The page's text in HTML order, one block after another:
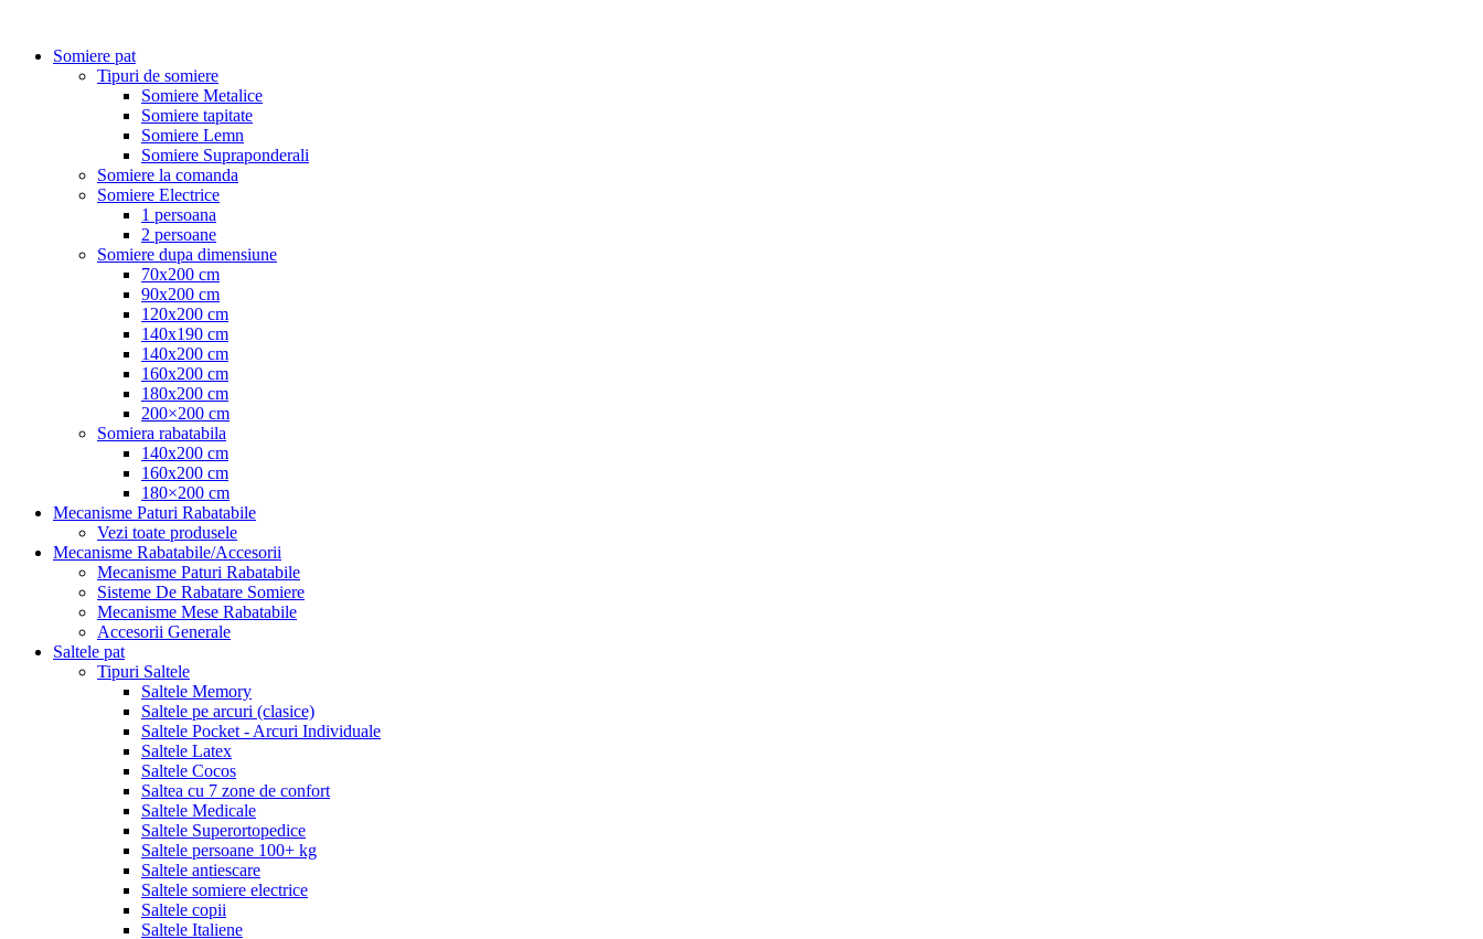
Somiere pat
Tipuri de somiere
Somiere Metalice
Somiere tapitate
Somiere Lemn
Somiere Supraponderali
Somiere la comanda
Somiere Electrice
1 persoana
2 persoane
Somiere dupa dimensiune
70x200 cm
90x200 cm
120x200 cm
140x190 cm
140x200 cm
160x200 cm
180x200 cm
200×200 cm
Somiera rabatabila
140x200 cm
160x200 cm
180×200 cm
Mecanisme Paturi Rabatabile
Vezi toate produsele
Mecanisme Rabatabile/Accesorii
Mecanisme Paturi Rabatabile
Sisteme De Rabatare Somiere
Mecanisme Mese Rabatabile
Accesorii Generale
Saltele pat
Tipuri Saltele
Saltele Memory
Saltele pe arcuri (clasice)
Saltele Pocket - Arcuri Individuale
Saltele Latex
Saltele Cocos
Saltea cu 7 zone de confort
Saltele Medicale
Saltele Superortopedice
Saltele persoane 100+ kg
Saltele antiescare
Saltele somiere electrice
Saltele copii
Saltele Italiene